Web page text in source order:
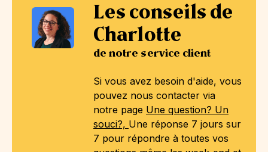
Les conseils de
Charlotte
de notre service client
Si vous avez besoin d'aide, vous
pouvez nous contacter via
notre page Une question? Un
souci?, Une réponse 7 jours sur
7 pour répondre à toutes vos